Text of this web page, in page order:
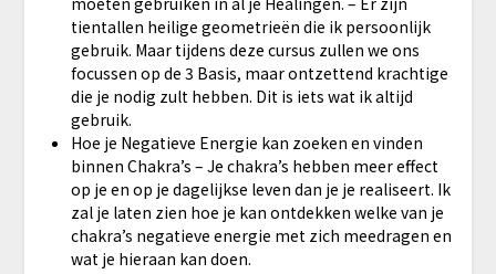
tientallen heilige geometrieën die ik persoonlijk
gebruik. Maar tijdens deze cursus zullen we ons
focussen op de 3 Basis, maar ontzettend krachtige
die je nodig zult hebben. Dit is iets wat ik altijd
gebruik.
​Hoe je Negatieve Energie kan zoeken en vinden
binnen Chakra’s – Je chakra’s hebben meer effect
op je en op je dagelijkse leven dan je je realiseert. Ik
zal je laten zien hoe je kan ontdekken welke van je
chakra’s negatieve energie met zich meedragen en
wat je hieraan kan doen.